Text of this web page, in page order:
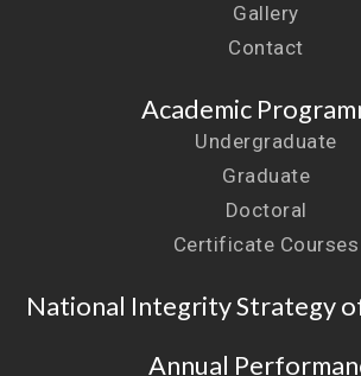
Gallery
Contact
Academic
Undergraduate
Graduate
Doctoral
Certificate Courses
National Integrity Strategy
Annual